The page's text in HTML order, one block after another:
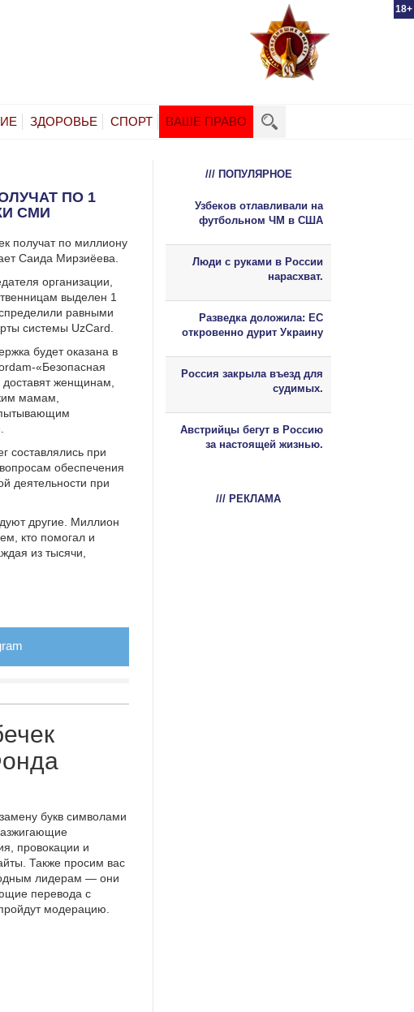
18+
ЗДОРОВЬЕ СПОРТ ВАШЕ ПРАВО
ПО 1
СМИ
получат по миллиону
Саида Мирзиёева.
организации,
выделен 1
равными
системы UzCard.
будет оказана в
«Безопасная
женщинам,
мамам,
составлялись при
обеспечения
деятельности при
другие. Миллион
кто помогал и
из тысячи,
букв символами
провокации и
Также просим вас
лидерам — они
перевода с
модерацию.
/// ПОПУЛЯРНОЕ
Узбеков отлавливали на
футбольном ЧМ в США
Люди с руками в России
нарасхват.
Разведка доложила: ЕС
откровенно дурит Украину
Россия закрыла въезд для
судимых.
Австрийцы бегут в Россию
за настоящей жизнью.
/// РЕКЛАМА